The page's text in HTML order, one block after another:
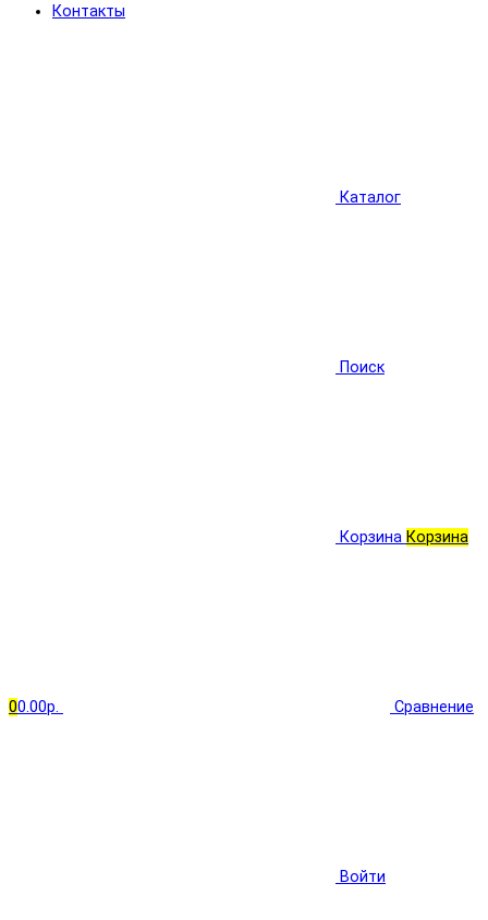
Контакты
Каталог
Поиск
Корзина Корзина
00.00р. Сравнение
Войти